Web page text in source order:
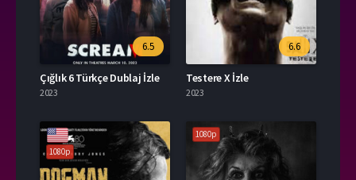
6.5
Çığlık 6 Türkçe Dublaj İzle
2023
6.6
Testere X İzle
2023
1080p
1080p